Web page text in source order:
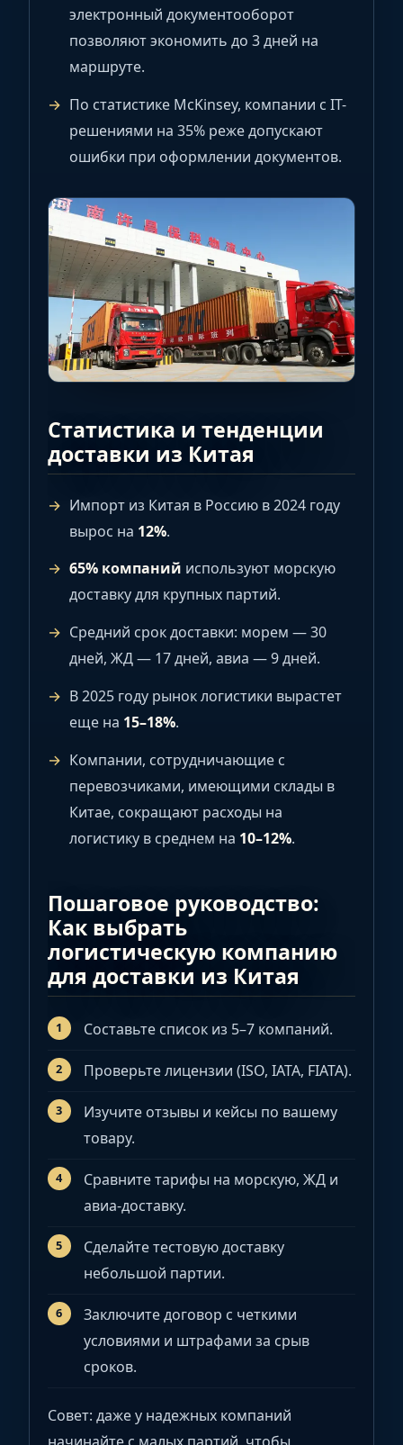
электронный документооборот
позволяют экономить до 3 дней на
маршруте.
По статистике McKinsey, компании с IT-
решениями на 35% реже допускают
ошибки при оформлении документов.
Статистика и тенденции
доставки из Китая
Импорт из Китая в Россию в 2024 году
вырос на 12%.
65% компаний используют морскую
доставку для крупных партий.
Средний срок доставки: морем — 30
дней, ЖД — 17 дней, авиа — 9 дней.
В 2025 году рынок логистики вырастет
еще на 15–18%.
Компании, сотрудничающие с
перевозчиками, имеющими склады в
Китае, сокращают расходы на
логистику в среднем на 10–12%.
Пошаговое руководство:
Как выбрать
логистическую компанию
для доставки из Китая
Составьте список из 5–7 компаний.
Проверьте лицензии (ISO, IATA, FIATA).
Изучите отзывы и кейсы по вашему
товару.
Сравните тарифы на морскую, ЖД и
авиа-доставку.
Сделайте тестовую доставку
небольшой партии.
Заключите договор с четкими
условиями и штрафами за срыв
сроков.
Совет: даже у надежных компаний